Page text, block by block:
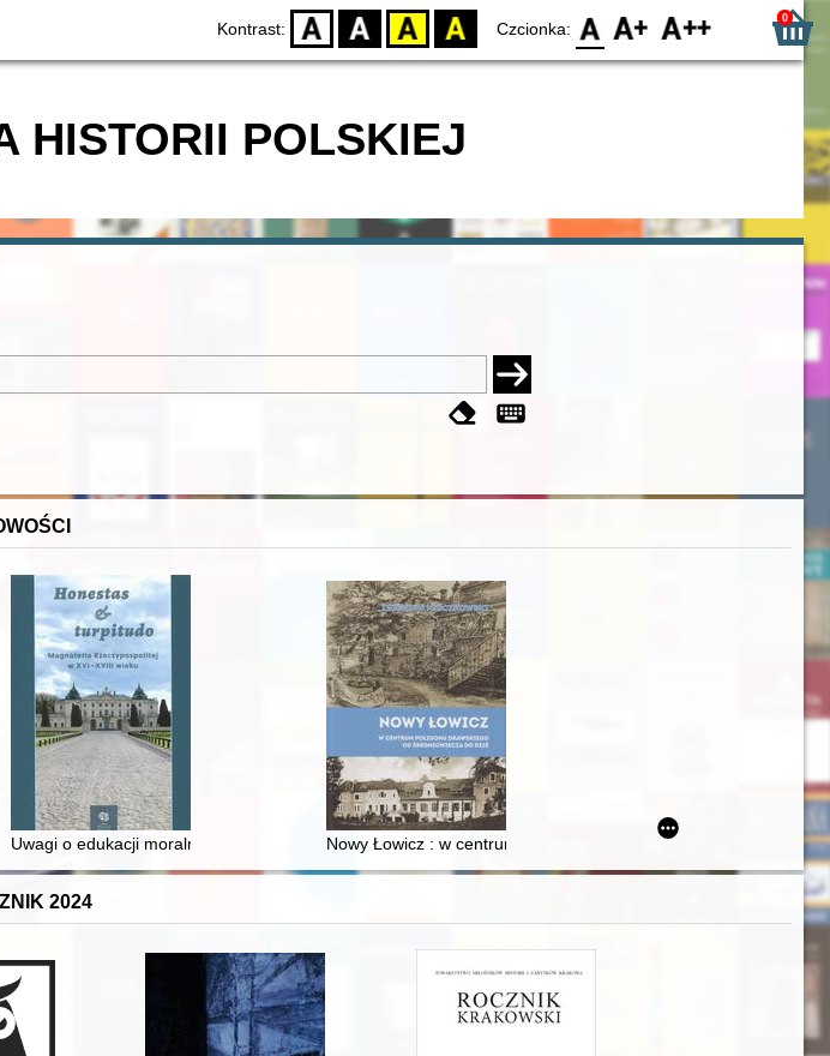
Kontrast: D BW YB BY Czcionka: F0 F1 F2 0
HISTORII POLSKIEJ
w 2. poł. XIX w
Uwagi o edukacji moralnej synów szlacheckich w XVI-wiecznej Rzeczypospolitej
Nowy Łowicz : w centrum poligonu drawskiego od średniowiecza
2024